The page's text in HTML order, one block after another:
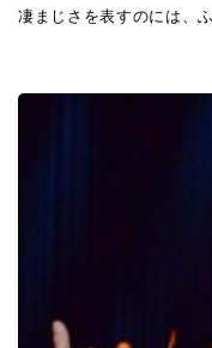
凄まじさを表すのには、